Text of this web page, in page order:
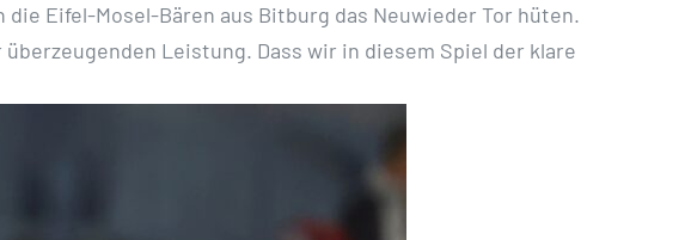
Eifel-Mosel-Bären aus Bitburg das Neuwieder Tor hüten.
Leistung. Dass wir in diesem Spiel der klare